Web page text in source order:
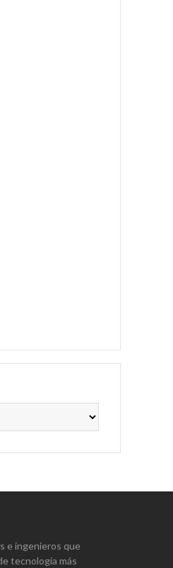
e ingenieros que
tecnología más